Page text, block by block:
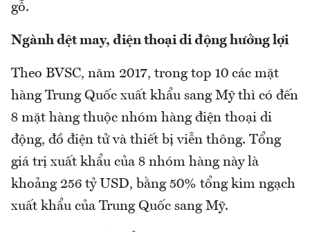
gỗ.
Ngành dệt may, điện thoại di động hưởng lợi
Theo BVSC, năm 2017, trong top 10 các mặt
hàng Trung Quốc xuất khẩu sang Mỹ thì có đến
8 mặt hàng thuộc nhóm hàng điện thoại di
động, đồ điện tử và thiết bị viễn thông. Tổng
giá trị xuất khẩu của 8 nhóm hàng này là
khoảng 256 tỷ USD, bằng 50% tổng kim ngạch
xuất khẩu của Trung Quốc sang Mỹ.